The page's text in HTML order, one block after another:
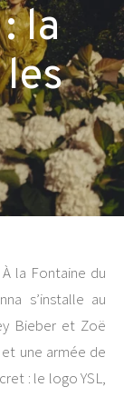
la
À la Fontaine du
s’installe au
Bieber et Zoë
une armée de
: le logo YSL,